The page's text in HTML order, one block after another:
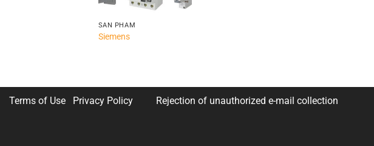
SẢN PHẨM
Siemens
Terms of Use Privacy Policy Rejection of unauthorized e-mail collection